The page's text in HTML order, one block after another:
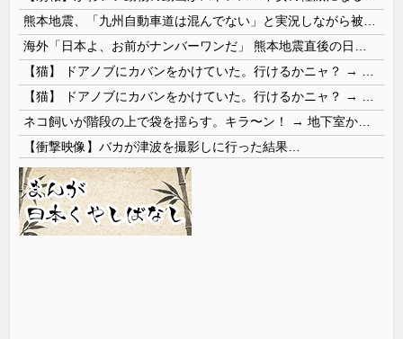
【衝撃映像】バカが津波を撮影しに行った結果…